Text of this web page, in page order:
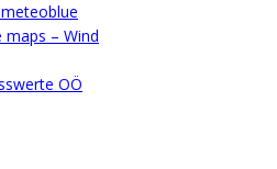
– Wind
OÖ